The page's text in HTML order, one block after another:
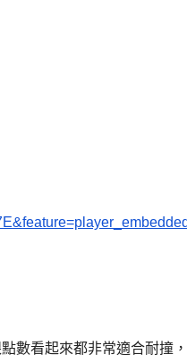
數看起來都非常適合耐撞